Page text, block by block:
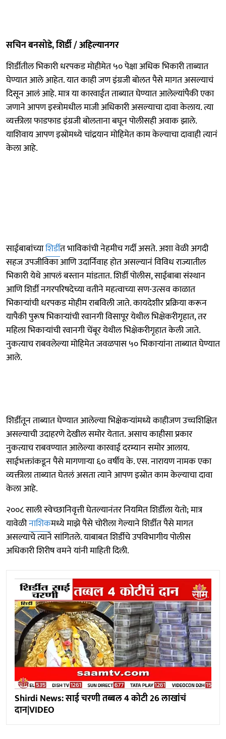
सचिन बनसोडे, शिर्डी / अहिल्यानगर
शिर्डीतील भिकारी धरपकड मोहीमेत ५० पेक्षा अधिक भिकारी ताब्यात
घेण्यात आले आहेत. यात काही जण इंग्रजी बोलत पैसे मागत असल्याचं
दिसून आलं आहे. मात्र या कारवाईत ताब्यात घेण्यात आलेल्यांपैकी एका
जणाने आपण इस्त्रोमधील माजी अधिकारी असल्याचा दावा केलाय. त्या
व्यक्तीला फाडफाड इंग्रजी बोलताना बघून पोलीसही अवाक झाले.
याशिवाय आपण इस्रोमध्ये चांद्रयान मोहिमेत काम केल्याचा दावाही त्यानं
केला आहे.
साईबाबांच्याशिर्डीत भाविकांची नेहमीच गर्दी असते. अशा वेळी अगदी
सहज उपजीविका आणि उदार्निवाह होत असल्यानं विविध राज्यातील
भिकारी येथे आपलं बस्तान मांडतात. शिर्डी पोलीस, साईबाबा संस्थान
आणि शिर्डी नगरपरिषदेच्या वतीने महत्वाच्या सण-उत्सव काळात
भिकाऱ्यांची धरपकड मोहीम राबविली जाते. कायदेशीर प्रक्रिया करून
यापैकी पुरूष भिकाऱ्यांची रवानगी विसापूर येथील भिक्षेकरीगृहात, तर
महिला भिकाऱ्यांची रवानगी चेंबूर येथील भिक्षेकरीगृहात केली जाते.
नुकत्याच राबवलेल्या मोहिमेत जवळपास ५० भिकाऱ्यांना ताब्यात घेण्यात
आले.
शिर्डीतून ताब्यात घेण्यात आलेल्या भिक्षेकऱ्यांमध्ये काहीजण उच्चशिक्षित
असल्याची उदाहरणे देखील समोर येतात. असाच काहीसा प्रकार
नुकत्याच राबवण्यात आलेल्या कारवाई दरम्यान समोर आलाय.
साईभक्तांकडून पैसे मागणाऱ्या ६० वर्षीय के. एस. नारायण नामक एका
व्यक्तीला ताब्यात घेतलं असता त्याने आपण इस्रोत काम केल्याचा दावा
केला आहे.
२००८ साली स्वेच्छानिवृत्ती घेतल्यानंतर नियमित शिर्डीला येतो; मात्र
यावेळीनाशिकमध्ये माझे पैसे चोरीला गेल्याने शिर्डीत पैसे मागत
असल्याचे त्याने सांगितले. याबाबत शिर्डीचे उपविभागीय पोलीस
अधिकारी शिरीष वमने यांनी माहिती दिली.
Shirdi News: साई चरणी तब्बल 4 कोटी 26 लाखांचं
दान|VIDEO